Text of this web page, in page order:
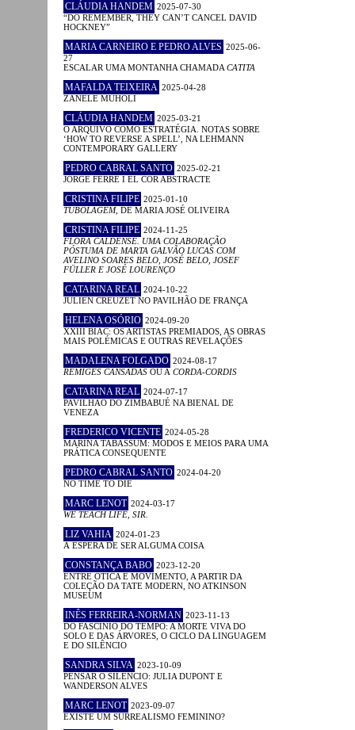
CLÁUDIA HANDEM 2025-07-30
“DO REMEMBER, THEY CAN’T CANCEL DAVID
HOCKNEY”
MARIA CARNEIRO E PEDRO ALVES 2025-06-
27
ESCALAR UMA MONTANHA CHAMADACATITA
MAFALDA TEIXEIRA 2025-04-28
ZANELE MUHOLI
CLÁUDIA HANDEM 2025-03-21
O ARQUIVO COMO ESTRATÉGIA. NOTAS SOBRE
‘HOW TO REVERSE A SPELL’, NA LEHMANN
CONTEMPORARY GALLERY
PEDRO CABRAL SANTO 2025-02-21
JORGE FERRÉ I EL COR ABSTRACTE
CRISTINA FILIPE 2025-01-10
TUBOLAGEM, DE MARIA JOSÉ OLIVEIRA
CRISTINA FILIPE 2024-11-25
FLORA CALDENSE. UMA COLABORAÇÃO
PÓSTUMA DE MARTA GALVÃO LUCAS COM
AVELINO SOARES BELO, JOSÉ BELO, JOSEF
FÜLLER E JOSÉ LOURENÇO
CATARINA REAL 2024-10-22
JULIEN CREUZET NO PAVILHÃO DE FRANÇA
HELENA OSÓRIO 2024-09-20
XXIII BIAC: OS ARTISTAS PREMIADOS, AS OBRAS
MAIS POLÉMICAS E OUTRAS REVELAÇÕES
MADALENA FOLGADO 2024-08-17
RÉMIGES CANSADAS OU A CORDA-CORDIS
CATARINA REAL 2024-07-17
PAVILHÃO DO ZIMBABUÉ NA BIENAL DE
VENEZA
FREDERICO VICENTE 2024-05-28
MARINA TABASSUM: MODOS E MEIOS PARA UMA
PRÁTICA CONSEQUENTE
PEDRO CABRAL SANTO 2024-04-20
NO TIME TO DIE
MARC LENOT 2024-03-17
WE TEACH LIFE, SIR.
LIZ VAHIA 2024-01-23
À ESPERA DE SER ALGUMA COISA
CONSTANÇA BABO 2023-12-20
ENTRE ÓTICA E MOVIMENTO, A PARTIR DA
COLEÇÃO DA TATE MODERN, NO ATKINSON
MUSEUM
INÊS FERREIRA-NORMAN 2023-11-13
DO FASCÍNIO DO TEMPO: A MORTE VIVA DO
SOLO E DAS ÁRVORES, O CICLO DA LINGUAGEM
E DO SILÊNCIO
SANDRA SILVA 2023-10-09
PENSAR O SILÊNCIO: JULIA DUPONT E
WANDERSON ALVES
MARC LENOT 2023-09-07
EXISTE UM SURREALISMO FEMININO?